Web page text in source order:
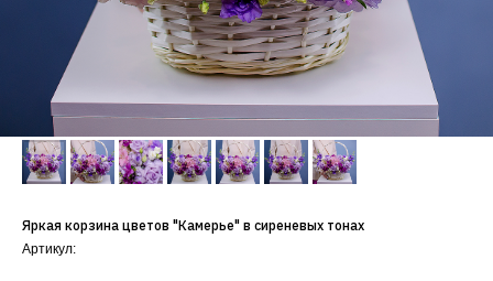
Яркая корзина цветов "Камерье" в сиреневых тонах
Артикул: